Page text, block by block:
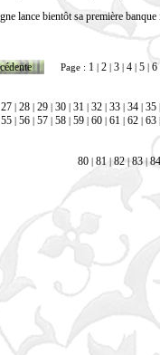
lance bientôt sa première banque
Page : 1 | 2 | 3 | 4 | 5 | 6
27 | 28 | 29 | 30 | 31 | 32 | 33 | 34 | 35
55 | 56 | 57 | 58 | 59 | 60 | 61 | 62 | 63
80| 81 | 82|83| 84